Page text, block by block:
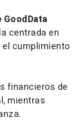
centrada en
cumplimiento
financieros de
mientras